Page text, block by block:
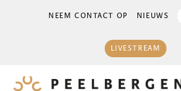
NEEM CONTACT OP NIEUWS
LIVESTREAM